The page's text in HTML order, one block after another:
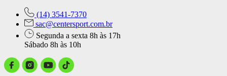
(14) 3541-7370
sac@centersport.com.br
Segunda a sexta 8h às 17h
Sábado 8h às 10h